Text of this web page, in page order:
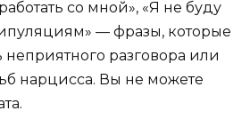
со мной», «Я не буду
— фразы, которые
неприятного разговора или
нарцисса. Вы не можете